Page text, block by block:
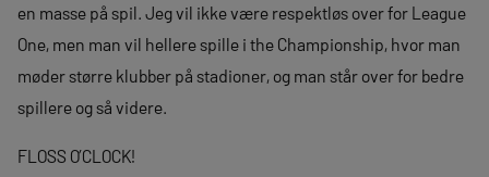
en masse på spil. Jeg vil ikke være respektløs over for League
One, men man vil hellere spille i the Championship, hvor man
møder større klubber på stadioner, og man står over for bedre
spillere og så videre.
FLOSS O’CLOCK!